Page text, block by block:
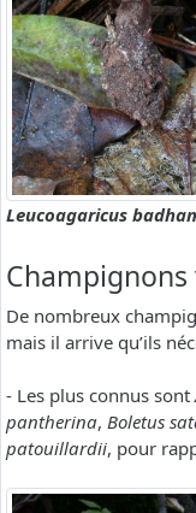
Leucoagaricus
De nombreux
mais il arrive qu’ils
- Les plus connus sont
pantherina, Boletus
patouillardii, pour